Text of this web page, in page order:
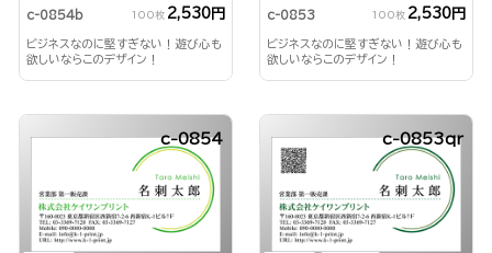
c-0854b 100枚 2,530円
ビジネスなのに堅すぎない！遊び心も
欲しいならこのデザイン！
c-0853 100枚 2,530円
ビジネスなのに堅すぎない！遊び心も
欲しいならこのデザイン！
c-0854 c-0853qr